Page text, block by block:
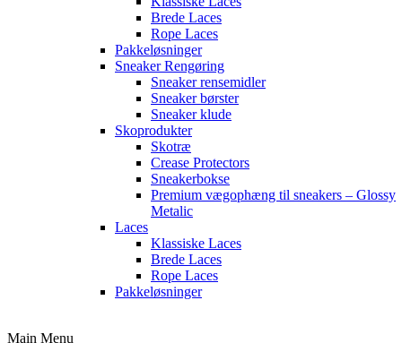
Brede Laces
Rope Laces
Pakkeløsninger
Sneaker Rengøring
Sneaker rensemidler
Sneaker børster
Sneaker klude
Skoprodukter
Skotræ
Crease Protectors
Sneakerbokse
Premium vægophæng til sneakers – Glossy
Metalic
Laces
Klassiske Laces
Brede Laces
Rope Laces
Pakkeløsninger
Main Menu